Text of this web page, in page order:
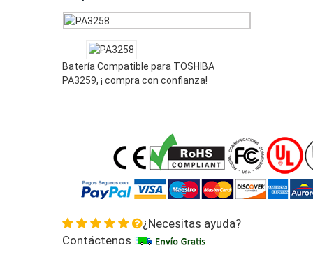
PA3259
Batería Compatible para TOSHIBA
PA3259, ¡ compra con confianza!
¿Necesitas ayuda?
Contáctenos